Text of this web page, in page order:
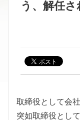
う、解任
取締役として会
突如取締役とし